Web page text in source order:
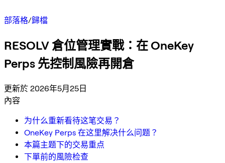
部落格/歸檔
RESOLV 倉位管理實戰：在 OneKey
Perps 先控制風險再開倉
更新於 2026年5月25日
內容
为什么重新看待这笔交易？
OneKey Perps 在这里解决什么问题？
本篇主题下的交易重点
下單前的風險检查